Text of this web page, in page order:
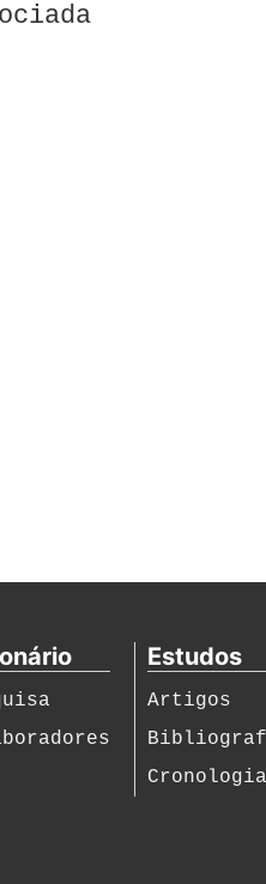
Estudos
Artigos